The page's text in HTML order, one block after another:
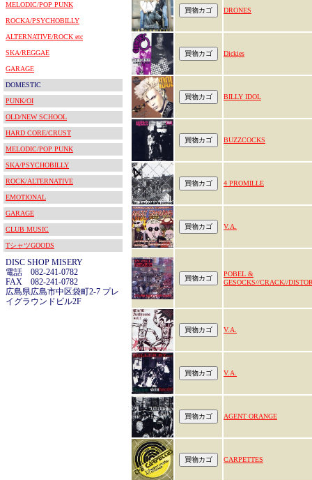
MELODIC/POP PUNK
ROCKA/PSYCHOBILLY
ALTERNATIVE/ROCK etc
SKA/REGGAE
GARAGE
DOMESTIC
PUNK/OI
OLD/NEW SCHOOL
HARD CORE/CRUST
MELODIC/POP PUNK
SKA/PSYCHOBILLY
ROCK/ALTERNATIVE
EMOTIONAL
GARAGE
CLUB MUSIC
TシャツGOODS
DISC SHOP MISERY
電話 082-241-0782
FAX 082-241-0782
広島県広島市中区袋町2-7 プレ
イグラウンドビル2F
DRONES
Dickies
BILLY IDOL
BUZZCOCKS
4 PROMILLE
V.A.
POBEL &
GESOCKS//CRACK//
V.A.
V.A.
AGENT ORANGE
CARPETTES